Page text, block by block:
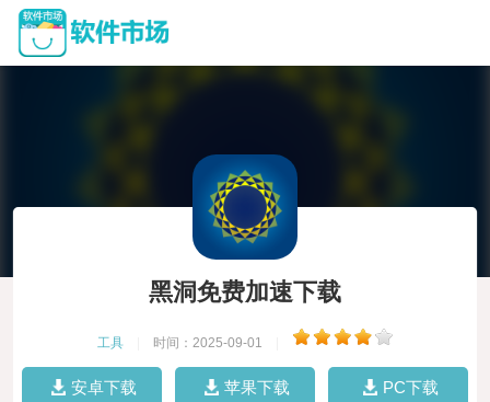
黑洞免费加速下载
工具 时间：2025-09-01
安卓下载 苹果下载 PC下载